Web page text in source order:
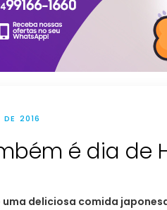
DE 2016
é dia de
deliciosa comida